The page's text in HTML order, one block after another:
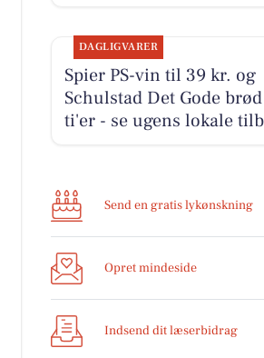
DAGLIGVARER
Spier PS-vin til 39 kr. og
Schulstad Det Gode
ti'er - se ugens lokale
Send en gratis lykønskning
Opret mindeside
Indsend dit læserbidrag